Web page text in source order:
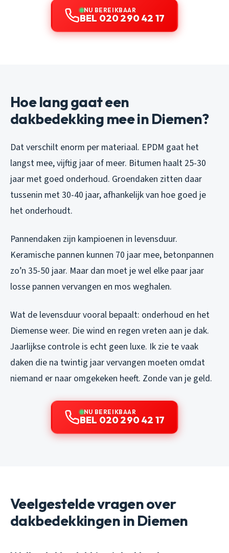
NU BEREIKBAAR
BEL 020 290 42 17
Hoe lang gaat een
dakbedekking mee in Diemen?
Dat verschilt enorm per materiaal. EPDM gaat het
langst mee, vijftig jaar of meer. Bitumen haalt 25-30
jaar met goed onderhoud. Groendaken zitten daar
tussenin met 30-40 jaar, afhankelijk van hoe goed je
het onderhoudt.
Pannendaken zijn kampioenen in levensduur.
Keramische pannen kunnen 70 jaar mee, betonpannen
zo’n 35-50 jaar. Maar dan moet je wel elke paar jaar
losse pannen vervangen en mos weghalen.
Wat de levensduur vooral bepaalt: onderhoud en het
Diemense weer. Die wind en regen vreten aan je dak.
Jaarlijkse controle is echt geen luxe. Ik zie te vaak
daken die na twintig jaar vervangen moeten omdat
niemand er naar omgekeken heeft. Zonde van je geld.
NU BEREIKBAAR
BEL 020 290 42 17
Veelgestelde vragen over
dakbedekkingen in Diemen